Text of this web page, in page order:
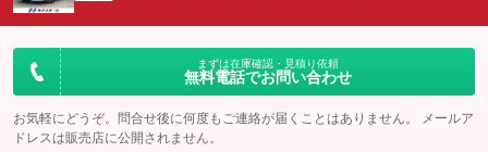
まずは在庫確認・見積り依頼
無料電話でお問い合わせ
お気軽にどうぞ。問合せ後に何度もご連絡が届くことはありません。 メールア
ドレスは販売店に公開されません。